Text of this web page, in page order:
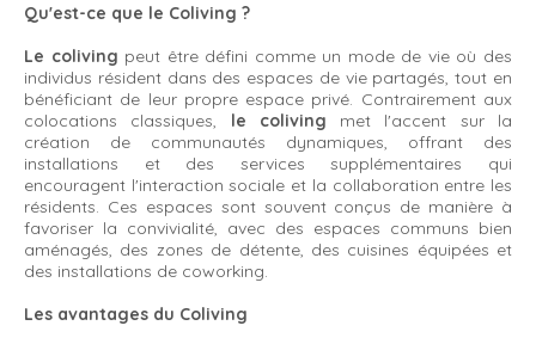
Qu'est-ce que le Coliving ?
Le coliving peut être défini comme un mode de vie où des
individus résident dans des espaces de vie partagés, tout en
bénéficiant de leur propre espace privé. Contrairement aux
colocations classiques, le coliving met l'accent sur la
création de communautés dynamiques, offrant des
installations et des services supplémentaires qui
encouragent l'interaction sociale et la collaboration entre les
résidents. Ces espaces sont souvent conçus de manière à
favoriser la convivialité, avec des espaces communs bien
aménagés, des zones de détente, des cuisines équipées et
des installations de coworking.
Les avantages du Coliving